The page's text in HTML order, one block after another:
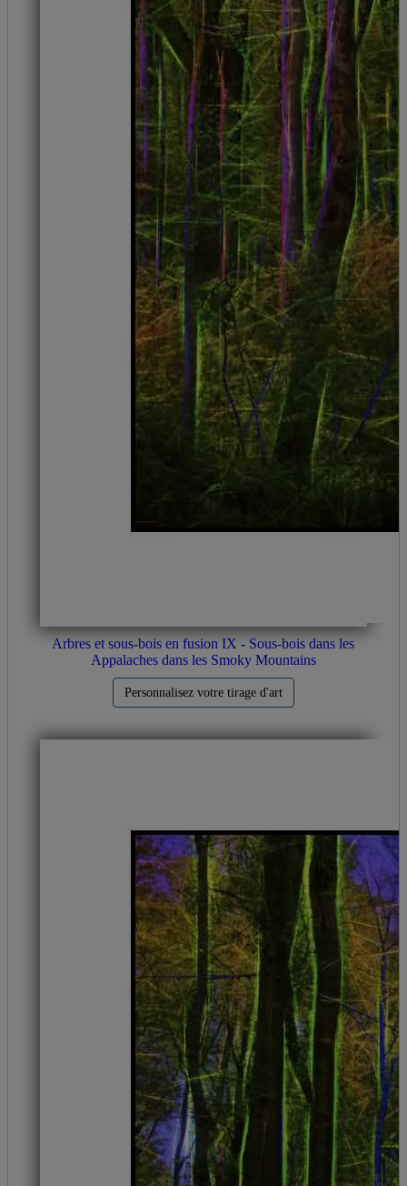
Arbres et sous-bois en fusion IX - Sous-bois dans les
Appalaches dans les Smoky Mountains
Personnalisez votre tirage d'art